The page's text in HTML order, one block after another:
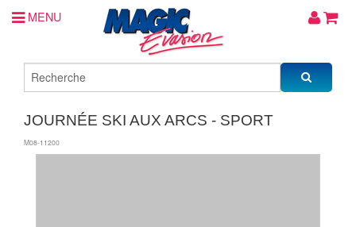
MENU
JOURNÉE SKI AUX ARCS - SPORT
M08-11200